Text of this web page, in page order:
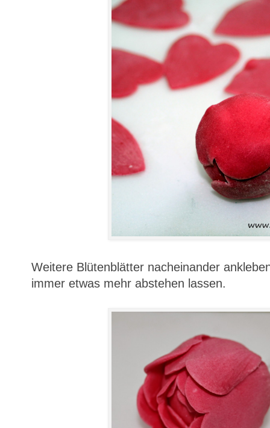
Weitere Blütenblätter nacheinander
immer etwas mehr abstehen lassen.